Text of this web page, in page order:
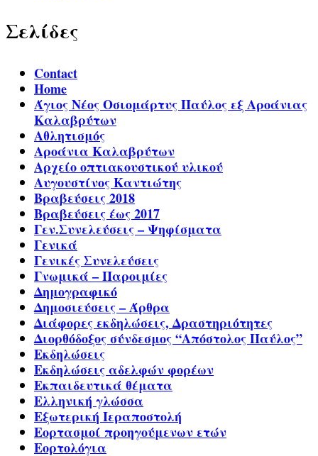
Σελίδες
Contact
Home
Άγιος Νέος Οσιομάρτυς Παύλος εξ Αροάνιας
Καλαβρύτων
Αθλητισμός
Αροάνια Καλαβρύτων
Αρχείο οπτιακουστικού υλικού
Αυγουστίνος Καντιώτης
Βραβεύσεις 2018
Βραβεύσεις έως 2017
Γεν.Συνελεύσεις – Ψηφίσματα
Γενικά
Γενικές Συνελεύσεις
Γνωμικά – Παροιμίες
Δημογραφικό
Δημοσιεύσεις – Άρθρα
Διάφορες εκδηλώσεις, Δραστηριότητες
Διορθόδοξος σύνδεσμος “Απόστολος Παύλος”
Εκδηλώσεις
Εκδηλώσεις αδελφών φορέων
Εκπαιδευτικά θέματα
Ελληνική γλώσσα
Εξωτερική Ιεραποστολή
Εορτασμοί προηγούμενων ετών
Εορτολόγια